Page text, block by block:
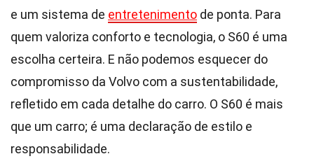
e um sistema de entretenimento de ponta. Para
quem valoriza conforto e tecnologia, o S60 é uma
escolha certeira. E não podemos esquecer do
compromisso da Volvo com a sustentabilidade,
refletido em cada detalhe do carro. O S60 é mais
que um carro; é uma declaração de estilo e
responsabilidade.